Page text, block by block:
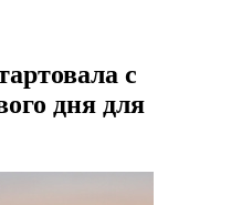
с
дня для